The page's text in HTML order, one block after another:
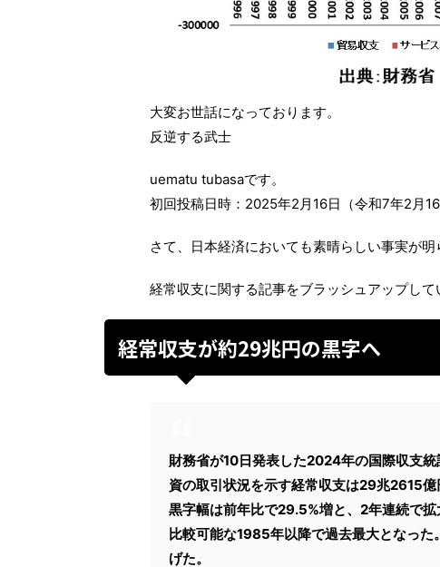
大変お世話になっております。
反逆する武士
uematu tubasaです。
初回投稿日時：2025年2月16日（令和7年2月16
さて、日本経済においても素晴らしい事実が明
経常収支に関する記事をブラッシュアップして
経常収支が約29兆円の黒字へ
財務省が10日発表した2024年の国際収支
資の取引状況を示す経常収支は29兆2615億
黒字幅は前年比で29.5%増と、2年連続で拡
比較可能な1985年以降で過去最大となっ
げた。